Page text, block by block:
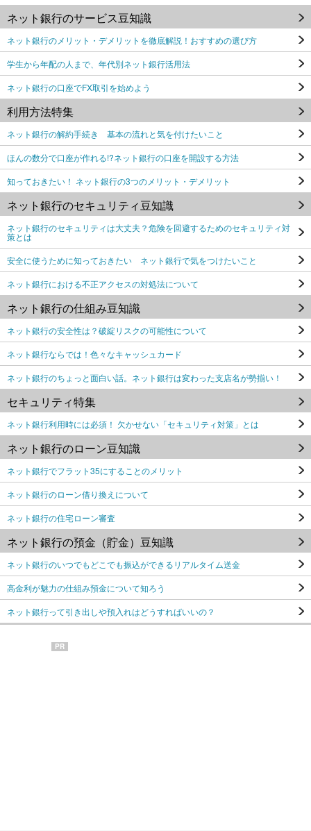
ネット銀行のサービス豆知識
ネット銀行のメリット・デメリットを徹底解説！おすすめの選び方
学生から年配の人まで、年代別ネット銀行活用法
ネット銀行の口座でFX取引を始めよう
利用方法特集
ネット銀行の解約手続き 基本の流れと気を付けたいこと
ほんの数分で口座が作れる!?ネット銀行の口座を開設する方法
知っておきたい！ ネット銀行の3つのメリット・デメリット
ネット銀行のセキュリティ豆知識
ネット銀行のセキュリティは大丈夫？危険を回避するためのセキュリティ対
策とは
安全に使うために知っておきたい ネット銀行で気をつけたいこと
ネット銀行における不正アクセスの対処法について
ネット銀行の仕組み豆知識
ネット銀行の安全性は？破綻リスクの可能性について
ネット銀行ならでは！色々なキャッシュカード
ネット銀行のちょっと面白い話。ネット銀行は変わった支店名が勢揃い！
セキュリティ特集
ネット銀行利用時には必須！ 欠かせない「セキュリティ対策」とは
ネット銀行のローン豆知識
ネット銀行でフラット35にすることのメリット
ネット銀行のローン借り換えについて
ネット銀行の住宅ローン審査
ネット銀行の預金（貯金）豆知識
ネット銀行のいつでもどこでも振込ができるリアルタイム送金
高金利が魅力の仕組み預金について知ろう
ネット銀行って引き出しや預入れはどうすればいいの？
PR